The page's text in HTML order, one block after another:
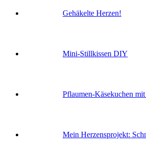
Gehäkelte Herzen!
Mini-Stillkissen DIY
Pflaumen-Käsekuchen mit
Mein Herzensprojekt: